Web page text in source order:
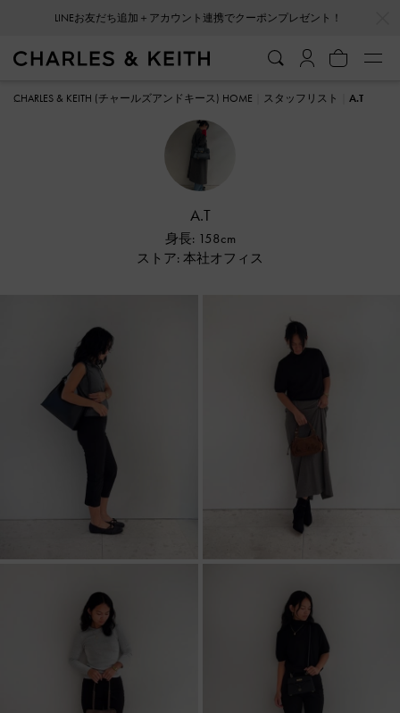
LINEお友だち追加＋アカウント連携でクーポンプレゼント！
CHARLES & KEITH (チャールズアンドキース) HOME スタッフリスト A.T
A.T
身長: 158cm
ストア: 本社オフィス